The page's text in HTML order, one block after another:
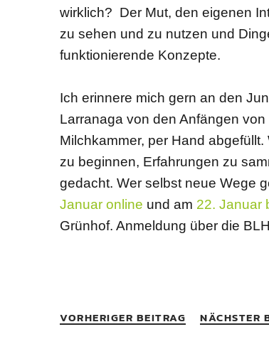
wirklich? Der Mut, den eigenen
zu sehen und zu nutzen und
funktionierende Konzepte.
Ich erinnere mich gern an den
Larranaga von den Anfängen von
Milchkammer, per Hand
zu beginnen, Erfahrungen zu
gedacht. Wer selbst neue Wege
Januar online und am 22. Januar
Grünhof. Anmeldung über die
VORHERIGER BEITRAG NÄCHSTER